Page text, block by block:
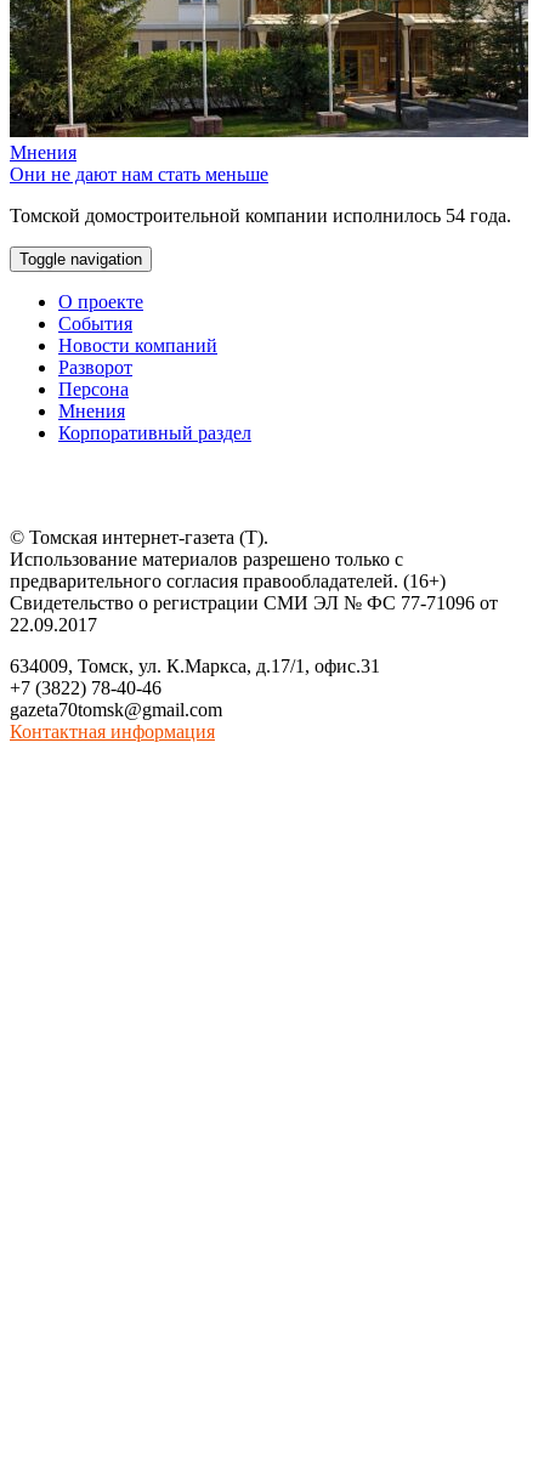
Мнения
Они не дают нам стать меньше
Томской домостроительной компании исполнилось 54 года.
Toggle navigation
О проекте
События
Новости компаний
Разворот
Персона
Мнения
Корпоративный раздел
© Томская интернет-газета (Т).
Использование материалов разрешено только с
предварительного согласия правообладателей. (16+)
Свидетельство о регистрации СМИ ЭЛ № ФС 77-71096 от
22.09.2017
634009, Томск, ул. К.Маркса, д.17/1, офис.31
+7 (3822) 78-40-46
gazeta70tomsk@gmail.com
Контактная информация